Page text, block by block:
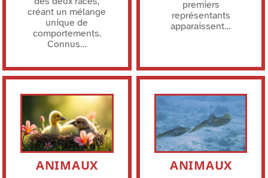
créant un mélange
unique de
comportements.
Connus…
premiers
représentants
apparaissent…
ANIMAUX ANIMAUX